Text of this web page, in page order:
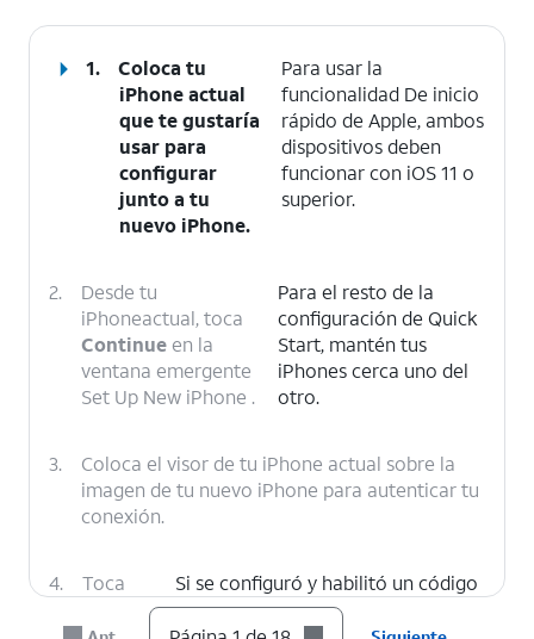
1.
Coloca tu
iPhone actual
que te gustaría
usar para
configurar
junto a tu
nuevo iPhone.
Para usar la
funcionalidad De inicio
rápido de Apple, ambos
dispositivos deben
funcionar con iOS 11 o
superior.
2.
Desde tu
iPhoneactual, toca
Continue en la
ventana emergente
Set Up New iPhone .
Para el resto de la
configuración de Quick
Start, mantén tus
iPhones cerca uno del
otro.
3.
Coloca el visor de tu iPhone actual sobre la
imagen de tu nuevo iPhone para autenticar tu
conexión.
4.
Toca
Si se configuró y habilitó un código
personal en tu iPhoneactual, se te